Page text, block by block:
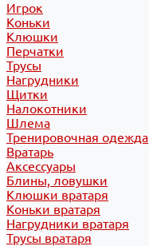
Игрок
Коньки
Клюшки
Перчатки
Трусы
Нагрудники
Щитки
Налокотники
Шлема
Тренировочная одежда
Вратарь
Аксессуары
Блины, ловушки
Клюшки вратаря
Коньки вратаря
Нагрудники вратаря
Трусы вратаря